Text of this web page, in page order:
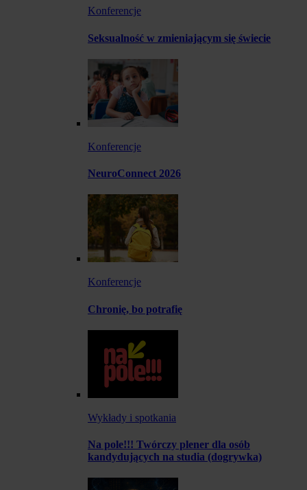
Konferencje
Seksualność w zmieniającym się świecie
Konferencje
NeuroConnect 2026
Konferencje
Chronię, bo potrafię
Wykłady i spotkania
Na pole!!! Twórczy plener dla osób
kandydujących na studia (dogrywka)